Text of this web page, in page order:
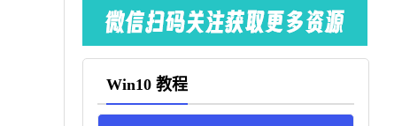
Win10 教程